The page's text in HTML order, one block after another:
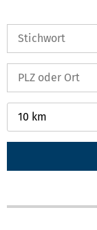
10 km